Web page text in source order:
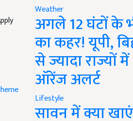
Weather
अगले 12 घंटों के
का कहर! यूपी,
से ज्यादा राज्यों
ऑरेंज अलर्ट
Lifestyle
सावन में क्या